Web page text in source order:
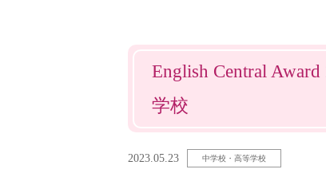
English Central
学校
2023.05.23 中学校・高等学校